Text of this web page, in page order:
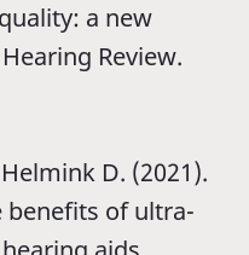
a new
Review.
D. (2021).
benefits of ultra-